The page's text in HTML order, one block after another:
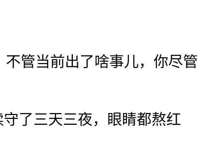
管当前出了啥事儿，你尽管
了三天三夜，眼睛都熬红